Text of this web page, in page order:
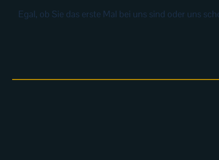
Egal, ob Sie das erste Mal bei uns sind oder uns